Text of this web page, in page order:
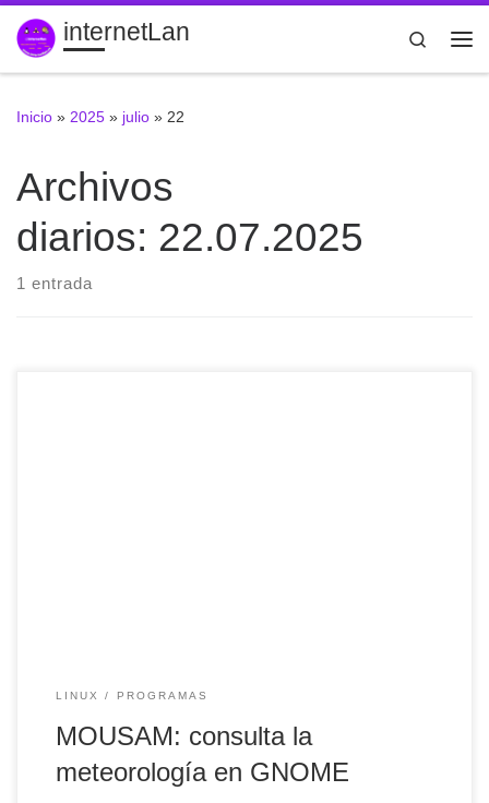
Saltar al contenido
internetLan
Search
Inicio » 2025 » julio » 22
Archivos
diarios: 22.07.2025
1 entrada
LINUX PROGRAMAS
MOUSAM: consulta la
meteorología en GNOME